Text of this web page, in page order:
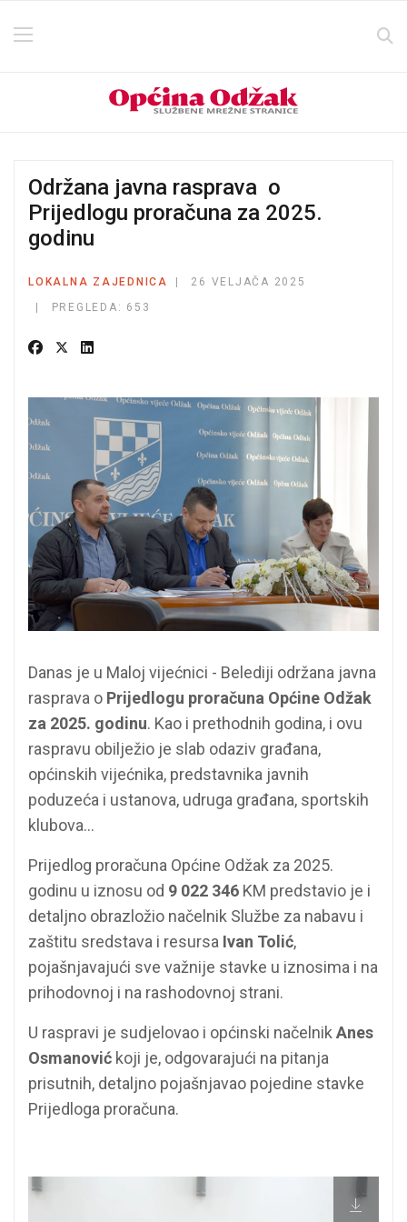
Održana javna rasprava o
Prijedlogu proračuna za 2025.
godinu
LOKALNA ZAJEDNICA
26 VELJAČA 2025
PREGLEDA: 653
Danas je u Maloj vijećnici - Belediji održana javna
rasprava o Prijedlogu proračuna Općine Odžak
za 2025. godinu. Kao i prethodnih godina, i ovu
raspravu obilježio je slab odaziv građana,
općinskih vijećnika, predstavnika javnih
poduzeća i ustanova, udruga građana, sportskih
klubova...
Prijedlog proračuna Općine Odžak za 2025.
godinu u iznosu od 9 022 346 KM predstavio je i
detaljno obrazložio načelnik Službe za nabavu i
zaštitu sredstava i resursa Ivan Tolić,
pojašnjavajući sve važnije stavke u iznosima i na
prihodovnoj i na rashodovnoj strani.
U raspravi je sudjelovao i općinski načelnikAnes
Osmanović koji je, odgovarajući na pitanja
prisutnih, detaljno pojašnjavao pojedine stavke
Prijedloga proračuna.